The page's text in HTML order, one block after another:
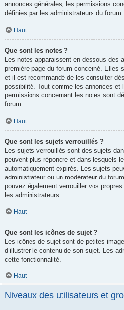
annonces générales, les permissions
définies par les administrateurs du forum.
Haut
Que sont les notes ?
Les notes apparaissent en dessous des
première page du forum concerné. Elles
et il est recommandé de les consulter
possibilité. Tout comme les annonces et
permissions concernant les notes sont
forum.
Haut
Que sont les sujets verrouillés ?
Les sujets verrouillés sont des sujets
peuvent plus répondre et dans lesquels
automatiquement expirés. Les sujets
administrateur ou un modérateur du
pouvez également verrouiller vos
les administrateurs.
Haut
Que sont les icônes de sujet ?
Les icônes de sujet sont de petites
d’illustrer le contenu de son sujet. Les
cette fonctionnalité.
Haut
Niveaux des utilisateurs et